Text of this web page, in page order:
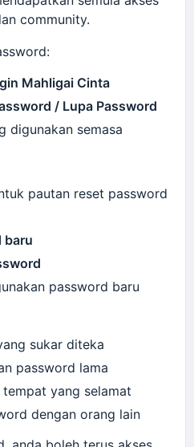
community.
Mahligai Cinta
/ Lupa Password
digunakan semasa
pautan reset password
baru
password baru
sukar diteka
password lama
yang selamat
dengan orang lain